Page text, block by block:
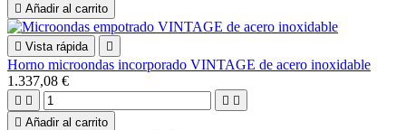
 Añadir al carrito
 Vista rápida 
Horno microondas incorporado VINTAGE de acero inoxidable
1.337,08 €
   
 Añadir al carrito